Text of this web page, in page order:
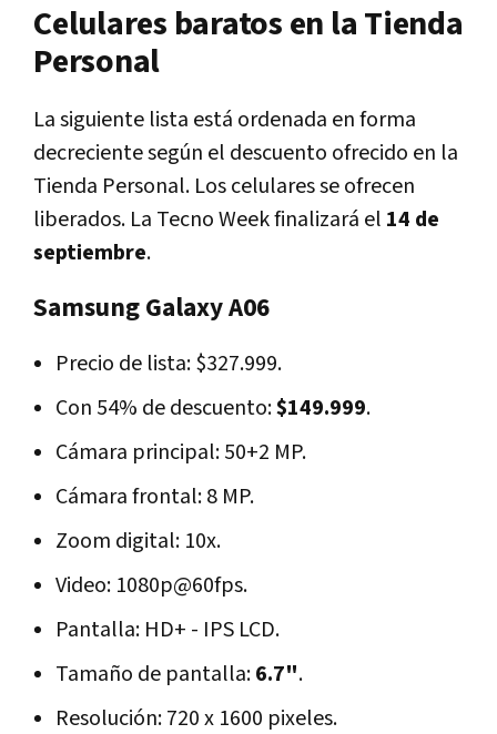
Celulares baratos en la Tienda
Personal
La siguiente lista está ordenada en forma
decreciente según el descuento ofrecido en la
Tienda Personal. Los celulares se ofrecen
liberados. La Tecno Week finalizará el 14 de
septiembre.
Samsung Galaxy A06
Precio de lista: $327.999.
Con 54% de descuento:$149.999.
Cámara principal: 50+2 MP.
Cámara frontal: 8 MP.
Zoom digital: 10x.
Video: 1080p@60fps.
Pantalla: HD+ - IPS LCD.
Tamaño de pantalla:6.7".
Resolución: 720 x 1600 pixeles.